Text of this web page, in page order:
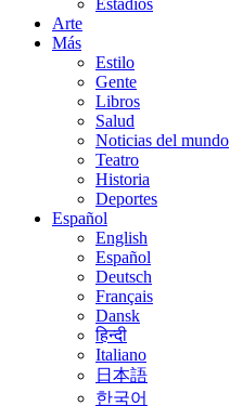
Estadios
Arte
Más
Estilo
Gente
Libros
Salud
Noticias del mundo
Teatro
Historia
Deportes
Español
English
Español
Deutsch
Français
Dansk
हिन्दी
Italiano
日本語
한국어